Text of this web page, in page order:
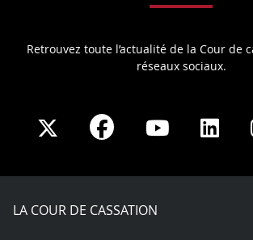
Retrouvez toute l’actualité de la Cour de
réseaux sociaux.
Share
X
Share
Facebook
Share
Youtube
LA COUR DE CASSATION